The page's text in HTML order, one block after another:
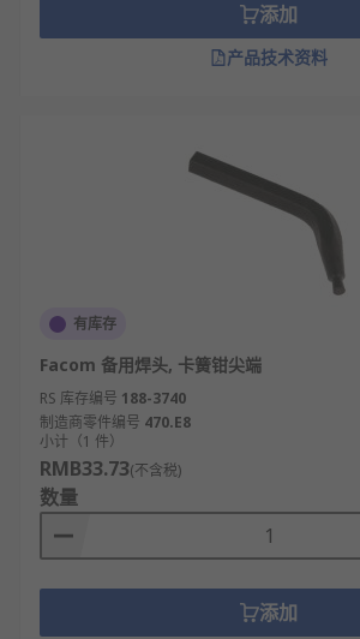
添加
产品技术资料
有库存
Facom 备用焊头, 卡簧钳尖端
RS 库存编号 188-3740
制造商零件编号 470.E8
小计（1 件）
RMB33.73(不含税)
数量
添加